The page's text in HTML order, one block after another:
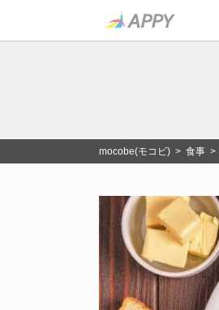
mocobe(モコビ) > 食事 >